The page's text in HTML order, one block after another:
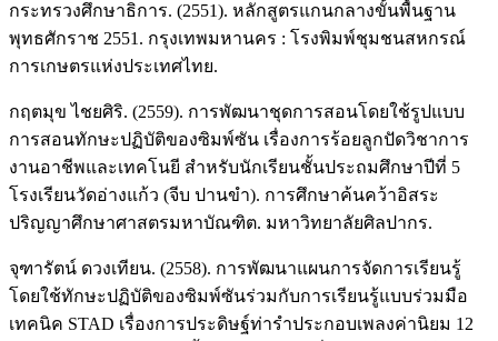
กระทรวงศึกษาธิการ. (2551). หลักสูตรแกนกลางขั้นพื้นฐาน
พุทธศักราช 2551. กรุงเทพมหานคร : โรงพิมพ์ชุมชนสหกรณ์
การเกษตรแห่งประเทศไทย.
กฤตมุข ไชยศิริ. (2559). การพัฒนาชุดการสอนโดยใช้รูปแบบ
การสอนทักษะปฏิบัติของซิมพ์ซัน เรื่องการร้อยลูกปัดวิชาการ
งานอาชีพและเทคโนยี สำหรับนักเรียนชั้นประถมศึกษาปีที่ 5
โรงเรียนวัดอ่างแก้ว (จีบ ปานขำ). การศึกษาค้นคว้าอิสระ
ปริญญาศึกษาศาสตรมหาบัณฑิต. มหาวิทยาลัยศิลปากร.
จุฑารัตน์ ดวงเทียน. (2558). การพัฒนาแผนการจัดการเรียนรู้
โดยใช้ทักษะปฏิบัติของซิมพ์ซันร่วมกับการเรียนรู้แบบร่วมมือ
เทคนิค STAD เรื่องการประดิษฐ์ท่ารำประกอบเพลงค่านิยม 12